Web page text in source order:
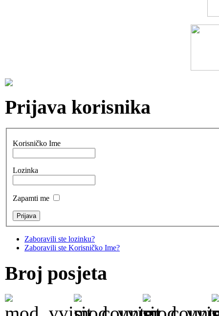
Prijava korisnika
Korisničko Ime
Lozinka
Zapamti me
Zaboravili ste lozinku?
Zaboravili ste Korisničko Ime?
Broj posjeta